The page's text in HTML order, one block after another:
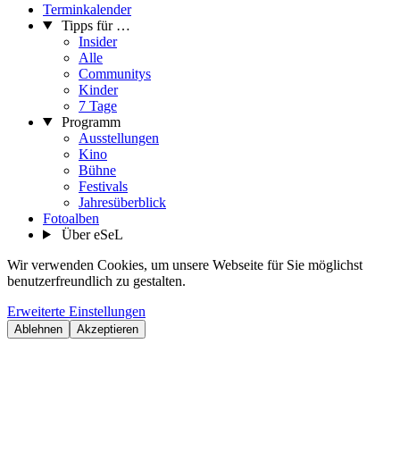
Terminkalender
Tipps für …
Insider
Alle
Communitys
Kinder
7 Tage
Programm
Ausstellungen
Kino
Bühne
Festivals
Jahresüberblick
Fotoalben
Über eSeL
Wir verwenden Cookies, um unsere Webseite für Sie möglichst
benutzerfreundlich zu gestalten.
Erweiterte Einstellungen
Ablehnen Akzeptieren